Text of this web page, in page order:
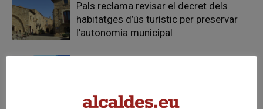
Pals reclama revisar el decret dels
habitatges d’ús turístic per preservar
l’autonomia municipal